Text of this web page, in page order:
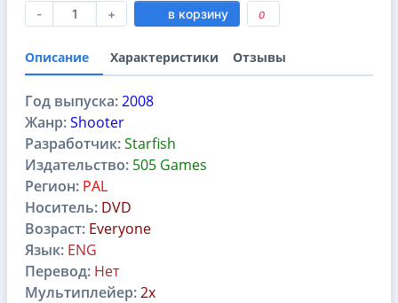
- + в корзину 0
Описание Характеристики Отзывы
Год выпуска:2008
Жанр:Shooter
Разработчик:Starfish
Издательство: 505 Games
Регион: PAL
Носитель: DVD
Возраст: Everyone
Язык: ENG
Перевод: Нет
Мультиплейер:2x